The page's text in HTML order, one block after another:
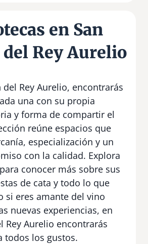
en San
Rey Aurelio
del Rey Aurelio, encontrarás
una con su propia
y forma de compartir el
reúne espacios que
especialización y un
con la calidad. Explora
conocer más sobre sus
de cata y todo lo que
si eres amante del vino
nuevas experiencias, en
Rey Aurelio encontrarás
todos los gustos.